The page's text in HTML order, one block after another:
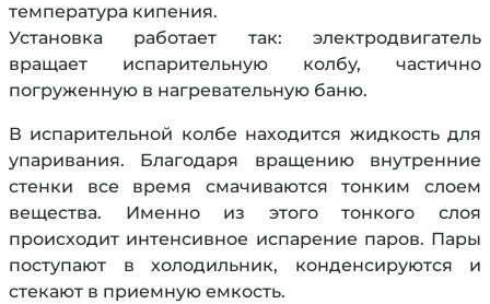
температура кипения.
Установка работает так: электродвигатель
вращает испарительную колбу, частично
погруженную в нагревательную баню.
В испарительной колбе находится жидкость для
упаривания. Благодаря вращению внутренние
стенки все время смачиваются тонким слоем
вещества. Именно из этого тонкого слоя
происходит интенсивное испарение паров. Пары
поступают в холодильник, конденсируются и
стекают в приемную емкость.